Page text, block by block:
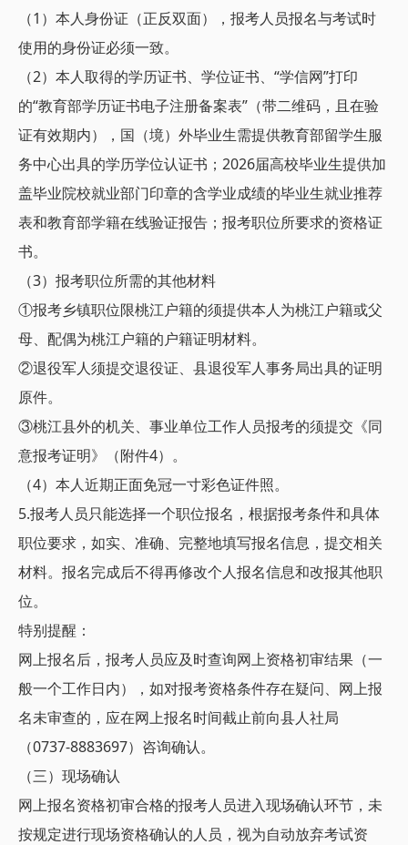
（1）本人身份证（正反双面），报考人员报名与考试时
使用的身份证必须一致。
（2）本人取得的学历证书、学位证书、“学信网”打印
的“教育部学历证书电子注册备案表”（带二维码，且在验
证有效期内），国（境）外毕业生需提供教育部留学生服
务中心出具的学历学位认证书；2026届高校毕业生提供加
盖毕业院校就业部门印章的含学业成绩的毕业生就业推荐
表和教育部学籍在线验证报告；报考职位所要求的资格证
书。
（3）报考职位所需的其他材料
①报考乡镇职位限桃江户籍的须提供本人为桃江户籍或父
母、配偶为桃江户籍的户籍证明材料。
②退役军人须提交退役证、县退役军人事务局出具的证明
原件。
③桃江县外的机关、事业单位工作人员报考的须提交《同
意报考证明》（附件4）。
（4）本人近期正面免冠一寸彩色证件照。
5.报考人员只能选择一个职位报名，根据报考条件和具体
职位要求，如实、准确、完整地填写报名信息，提交相关
材料。报名完成后不得再修改个人报名信息和改报其他职
位。
特别提醒：
网上报名后，报考人员应及时查询网上资格初审结果（一
般一个工作日内），如对报考资格条件存在疑问、网上报
名未审查的，应在网上报名时间截止前向县人社局
（0737-8883697）咨询确认。
（三）现场确认
网上报名资格初审合格的报考人员进入现场确认环节，未
按规定进行现场资格确认的人员，视为自动放弃考试资